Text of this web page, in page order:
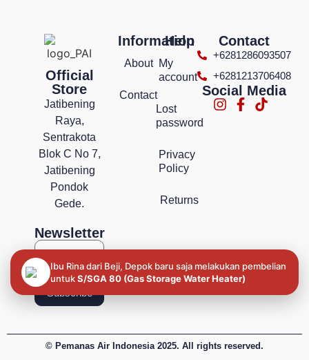
Official
Store
Jatibening
Raya,
Sentrakota
Blok C No 7,
Jatibening
Pondok
Gede.
Newsletter
Subscribe
Information
About
Contact
Help
My
account
Lost
password
Privacy
Policy
Returns
Contact
+6281286093507
+6281213706408
Social Media
© Pemanas Air Indonesia 2025. All rights reserved.
Ibu Rina dari Beji, Depok baru saja melakukan pembelian
untukS/SGA 80 (Gas Storage Water Heater)